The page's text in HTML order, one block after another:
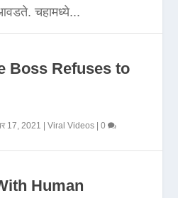
चहामध्ये...
Boss Refuses to
17, 2021 |Viral Videos |0
Human